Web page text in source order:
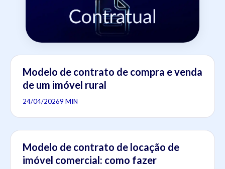
Modelo de contrato de compra e venda
de um imóvel rural
24/04/20269 MIN
Modelo de contrato de locação de
imóvel comercial: como fazer